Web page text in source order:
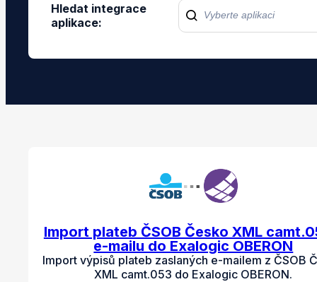
Hledat integrace
aplikace:
Import plateb ČSOB Česko XML
e-mailu do Exalogic OBERON
Import výpisů plateb zaslaných e-mailem z ČSOB
XML camt.053 do Exalogic OBERON.